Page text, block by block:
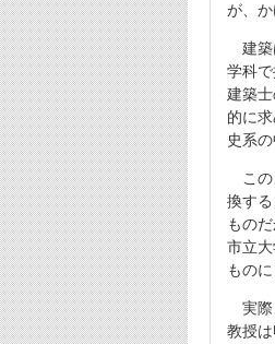
が、
建築
学科
建築
的に
史系
この
換す
もの
市立
もの
実際
教授